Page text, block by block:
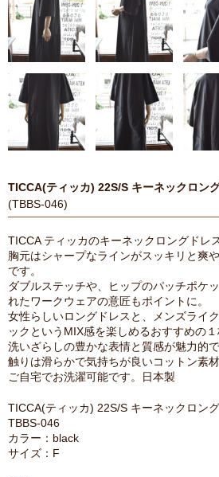
TICCA(ティッカ) 22S/S キーネックロン
(TBBS-046)
TICCA ティッカのキーネックロングドレ
胸元はシャープなラインがスッキリと爽
です。
ダブルステッチや、ヒップのパッチポケ
れたワークウェアの意匠もポイントに。
女性らしいロングドレスと、メンズライ
ックというMIX感を楽しめるおすすめの１
洗いざらしの豊かな表情と質感が魅力的
触りは滑らかで気持ちが良いコットン素
ご自宅でお洗濯可能です。日本製
TICCA(ティッカ) 22S/S キーネックロン
TBBS-046
カラー：black
サイズ：F